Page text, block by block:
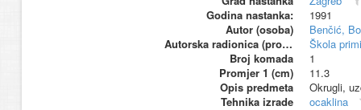
Godina nastanka:
1991
Autor (osoba)
Benčić,
Autorska radionica (proizvođač)
Škola
Broj komada
1
Promjer 1 (cm)
11.3
Opis predmeta
Okrugli,
Tehnika izrade
ocaklina